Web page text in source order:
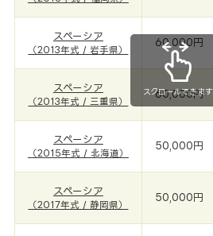
スペーシア
（2013年式 / 岩手県）
60,000円
スペーシア
（2013年式 / 三重県）
60,000円
スペーシア
（2015年式 / 北海道）
50,000円
スペーシア
（2017年式 / 静岡県）
50,000円
スクロールできます